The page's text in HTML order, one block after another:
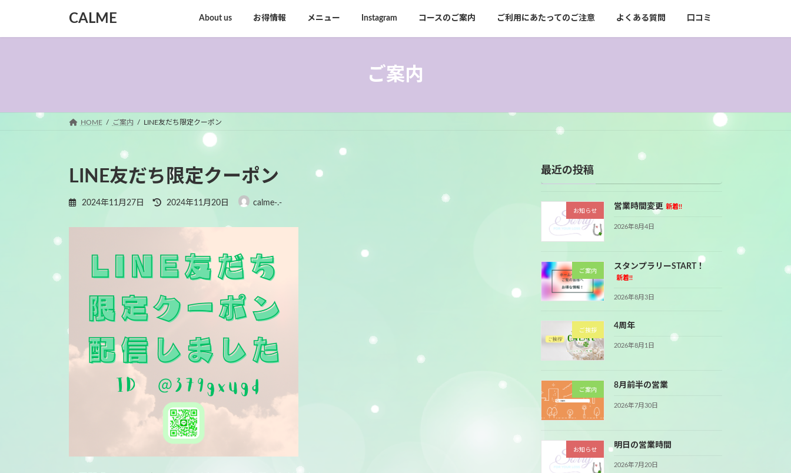
テ
ゲ
CALME About us お得情報 メニュー Instagram コースのご案内 ご利用にあたってのご注意 よくある質問 口コミ
ご案内
HOME ご案内 LINE友だち限定クーポン
LINE友だち限定クーポン
2024年11月27日
最
時
:
2024年11月20日 calme-.-
最近の投稿
お知らせ
営業時間変更 新着!!
2026年8月4日
ご案内
スタンプラリーSTART！
新着!!
2026年8月3日
ご挨拶
4周年
2026年8月1日
ご案内
8月前半の営業
2026年7月30日
お知らせ
明日の営業時間
2026年7月20日